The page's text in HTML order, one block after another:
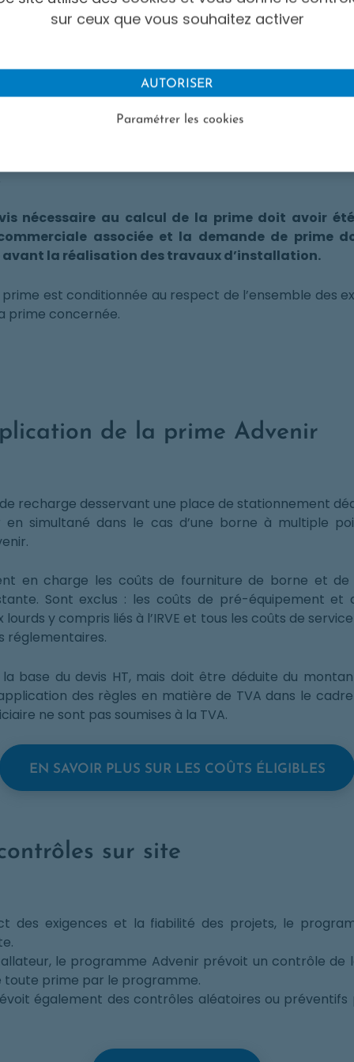
sur ceux que vous souhaitez activer
AUTORISER
Paramétrer les cookies
pour déposer une
de prime, il est nécessaire de disposer d’une offre
nécessaire au calcul de la prime doit avoir
associée et la demande de prime
la réalisation des travaux d’installation.
prime est conditionnée au respect de l’ensemble des
prime concernée.
de la prime Advenir
recharge desservant une place de stationnement
simultané dans le cas d’une borne à multiple
en charge les coûts de fourniture de borne et
Sont exclus : les coûts de pré-équipement et
y compris liés à l’IRVE et tous les coûts de
réglementaires.
base du devis HT, mais doit être déduite du
des règles en matière de TVA dans le
ne sont pas soumises à la TVA.
EN SAVOIR PLUS SUR LES COÛTS ÉLIGIBLES
sur site
des exigences et la fiabilité des projets, le
le programme Advenir prévoit un contrôle de
prime par le programme.
également des contrôles aléatoires ou